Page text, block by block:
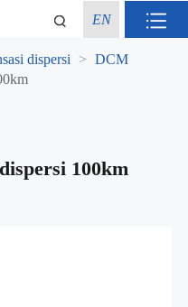
EN
dispersi
DCM
100km